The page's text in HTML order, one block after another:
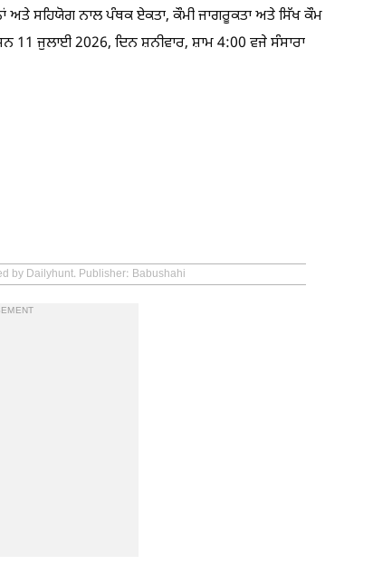
ਅਤੇ ਸਹਿਯੋਗ ਨਾਲ ਪੰਥਕ ਏਕਤਾ, ਕੌਮੀ ਜਾਗਰੂਕਤਾ ਅਤੇ ਸਿੱਖ ਕੌਮ
ਜੁਲਾਈ 2026, ਦਿਨ ਸ਼ਨੀਵਾਰ, ਸ਼ਾਮ 4:00 ਵਜੇ ਸੰਸਾਰਾ
by Dailyhunt. Publisher: Babushahi